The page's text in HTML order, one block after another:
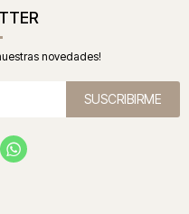
novedades!
SUSCRIBIRME
